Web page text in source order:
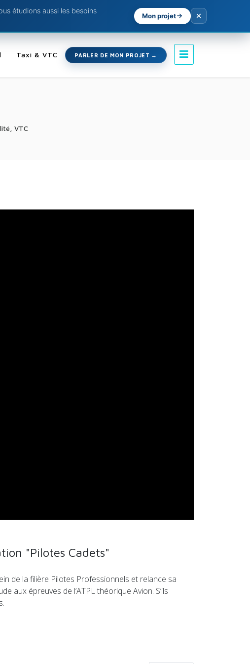
étudions aussi les besoins
Mon projet
Taxi & VTC PARLER DE MON PROJET
VTC
"Pilotes Cadets"
de la filière Pilotes Professionnels et relance sa
aux épreuves de l’ATPL théorique Avion. S’ils